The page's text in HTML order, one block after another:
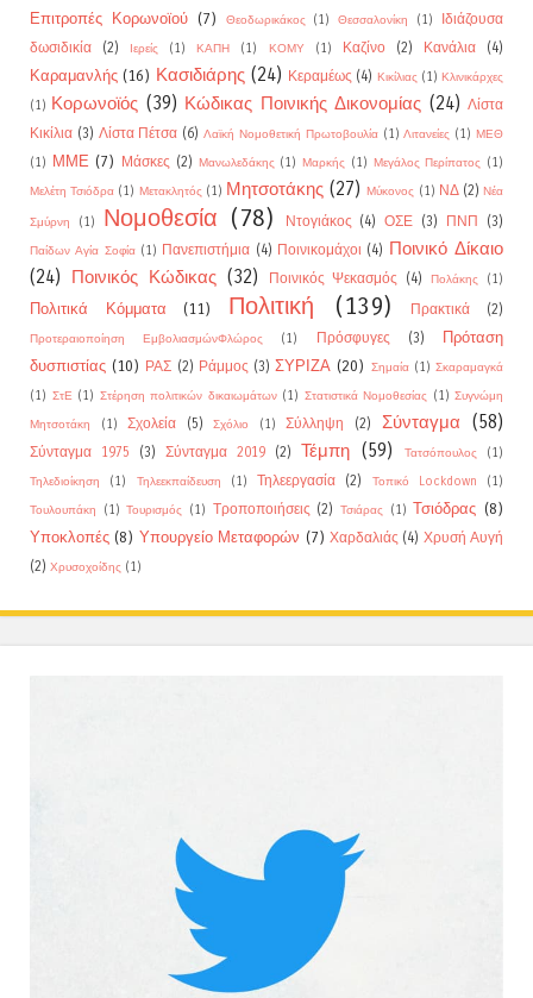
Επιτροπές Κορωνοϊού (7) Θεοδωρικάκος (1) Θεσσαλονίκη (1)
Ιδιάζουσα
δωσιδικία
(2) Ιερείς (1) ΚΑΠΗ (1) ΚΟΜΥ (1) Καζίνο (2) Κανάλια (4)
Καραμανλής (16) Κασιδιάρης (24) Κεραμέως (4) Κικίλιας (1) Κλινικάρχες
(1) Κορωνοϊός (39) Κώδικας Ποινικής Δικονομίας (24) Λίστα
Κικίλια (3) Λίστα Πέτσα (6) Λαϊκή Νομοθετική Πρωτοβουλία (1) Λιτανείες (1) ΜΕΘ
(1) ΜΜΕ (7) Μάσκες (2) Μανωλεδάκης (1) Μαρκής (1) Μεγάλος Περίπατος (1)
Μελέτη Τσιόδρα (1) Μετακλητός (1) Μητσοτάκης (27) Μύκονος (1) ΝΔ (2) Νέα
Σμύρνη (1) Νομοθεσία (78) Ντογιάκος (4) ΟΣΕ (3) ΠΝΠ (3)
Παίδων Αγία Σοφία (1) Πανεπιστήμια (4) Ποινικομάχοι (4) Ποινικό Δίκαιο
(24)
Ποινικός Κώδικας (32) Ποινικός Ψεκασμός (4) Πολάκης (1)
Πολιτικά Κόμματα (11) Πολιτική (139) Πρακτικά (2)
Προτεραιοποίηση ΕμβολιασμώνΦλώρος (1) Πρόσφυγες (3)
Πρόταση
δυσπιστίας (10) ΡΑΣ (2) Ράμμος (3) ΣΥΡΙΖΑ (20) Σημαία (1) Σκαραμαγκά
(1) ΣτΕ (1) Στέρηση πολιτικών δικαιωμάτων (1) Στατιστικά Νομοθεσίας (1) Συγνώμη
Μητσοτάκη
(1) Σχολεία (5) Σχόλιο (1) Σύλληψη (2) Σύνταγμα (58)
Σύνταγμα 1975 (3) Σύνταγμα 2019 (2) Τέμπη (59) Τατσόπουλος
(1)
Τηλεδιοίκηση
(1) Τηλεεκπαίδευση (1) Τηλεεργασία (2) Τοπικό Lockdown
(1)
Τουλουπάκη
(1) Τουρισμός (1) Τροποποιήσεις (2) Τσιάρας (1) Τσιόδρας (8)
Υποκλοπές (8) Υπουργείο Μεταφορών (7) Χαρδαλιάς (4) Χρυσή Αυγή
(2) Χρυσοχοίδης (1)